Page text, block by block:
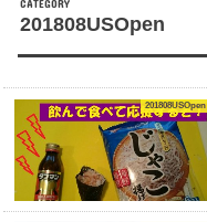
201808USOpen
201808USOpen